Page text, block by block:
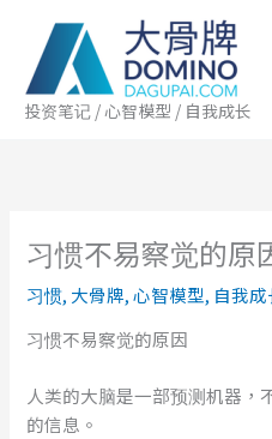
投资笔记 / 心智模型 / 自我成长
习惯不易察觉的原
习惯, 大骨牌,心智模型, 自我成
习惯不易察觉的原因
人类的大脑是一部预测机器，
的信息。